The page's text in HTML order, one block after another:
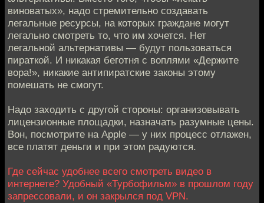
виноватых», надо стремительно создавать
легальные ресурсы, на которых граждане могут
легально смотреть то, что им хочется. Нет
легальной альтернативы — будут пользоваться
пираткой. И никакая беготня с воплями «Держите
вора!», никакие антипиратские законы этому
помешать не смогут.
Надо заходить с другой стороны: организовывать
лицензионные площадки, назначать разумные цены.
Вон, посмотрите на Apple — у них процесс отлажен,
все платят деньги и при этом радуются.
Где сейчас удобнее всего смотреть видео в
интернете? Удобный «Турбофильм» в прошлом году
запрессовали, и он закрылся под VPN.